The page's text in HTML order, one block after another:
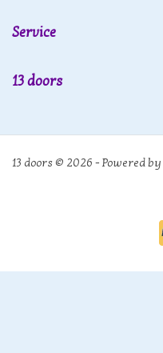
Service
13 doors
13 doors © 2026 - Powered by